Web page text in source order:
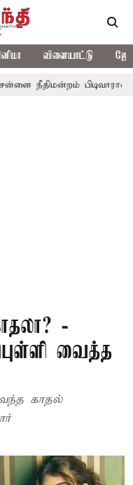
விளையாட்டு
பிடிவாராண்ட்
-
வைத்த
காதல்